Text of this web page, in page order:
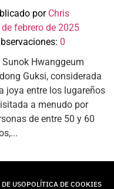
por Chris
de febrero de 2025
0
Sunok Hwanggeum
Guksi, considerada
joya entre los lugareños
a menudo por
de entre 50 y 60
USOPOLÍTICA DE COOKIES